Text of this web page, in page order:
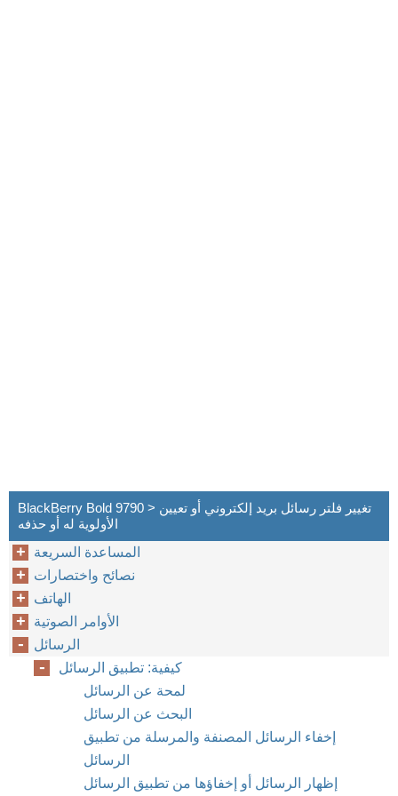
BlackBerry Bold 9790 > تغيير فلتر رسائل بريد إلكتروني أو تعيين
الأولوية له أو حذفه
المساعدة السريعة
نصائح واختصارات
الهاتف
الأوامر الصوتية
الرسائل
كيفية: تطبيق الرسائل
لمحة عن الرسائل
البحث عن الرسائل
إخفاء الرسائل المصنفة والمرسلة من تطبيق
الرسائل
إظهار الرسائل أو إخفاؤها من تطبيق الرسائل